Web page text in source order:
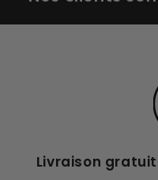
Livraison